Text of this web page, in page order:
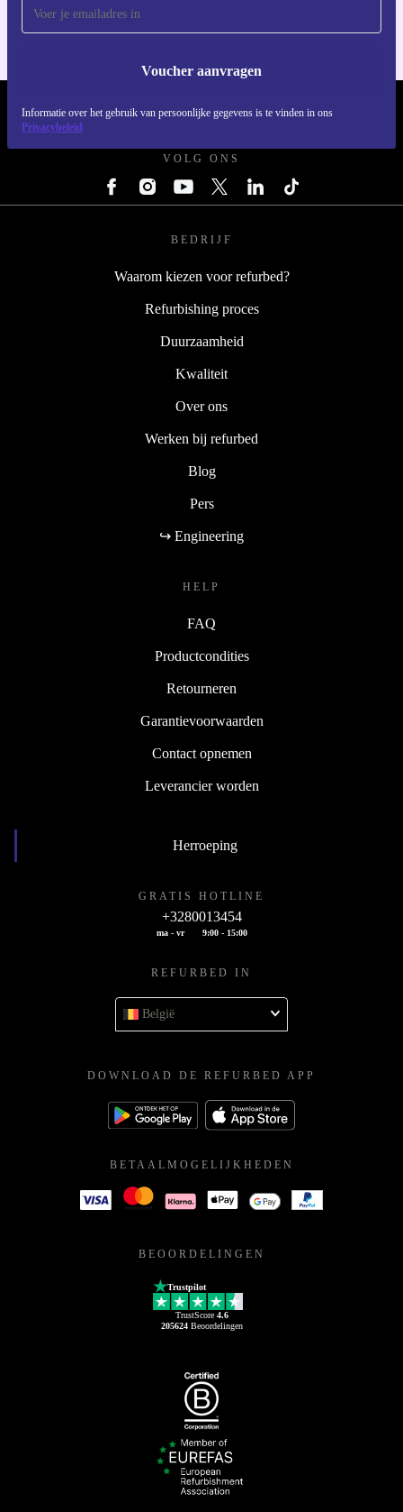
REFURBED NEDERLAND - RETHINK NEW.
VOLG ONS
BEDRIJF
Waarom kiezen voor refurbed?
Refurbishing proces
Duurzaamheid
Kwaliteit
Over ons
Werken bij refurbed
Blog
Pers
↪ Engineering
HELP
FAQ
Productcondities
Retourneren
Garantievoorwaarden
Contact opnemen
Leverancier worden
Herroeping
GRATIS HOTLINE
+3280013454
ma - vr 9:00 - 15:00
REFURBED IN
België
DOWNLOAD DE REFURBED APP
BETAALMOGELIJKHEDEN
BEOORDELINGEN
Trustpilot
TrustScore 4.6
205624Beoordelingen